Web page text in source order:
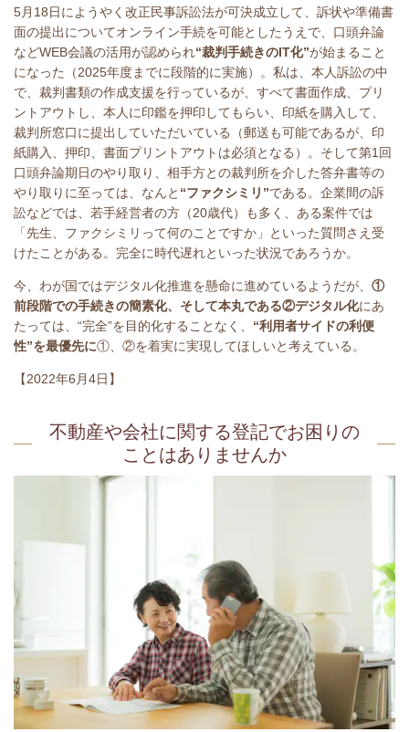
5月 18日にようやく改正民事訴訟法が可決成立して、訴状や準備書
面の提出についてオンライン手続を可能としたうえで、口頭弁論
などWEB会議の活用が認められ“裁判手続きのIT化”が始まること
になった（2025年度までに段階的に実施）。私は、本人訴訟の中
で、裁判書類の作成支援を行っているが、すべて書面作成、プリ
ントアウトし、本人に印鑑を押印してもらい、印紙を購入して、
裁判所窓口に提出していただいている（郵送も可能であるが、印
紙購入、押印、書面プリントアウトは必須となる）。そして第1 回
口頭弁論期日のやり取り、相手方との裁判所を介した答弁書等の
やり取りに至っては、なんと “ファクシミリ”である。企業間の訴
訟などでは、若手経営者の方（20歳代）も多く、ある案件では
「先生、ファクシミリって何のことですか」といった質問さえ受
けたことがある。完全に時代遅れといった状況であろうか。
今、わが国ではデジタル化推進を懸命に進めているようだが、 ①
前段階での手続きの簡素化、そして本丸である②デジタル化にあ
たっては、“完全”を目的化することなく、 “利用者サイドの利便
性”を最優先に①、②を着実に実現してほしいと考えている。
【2022年6月4日】
不動産や会社に関する登記でお困りの
ことはありませんか